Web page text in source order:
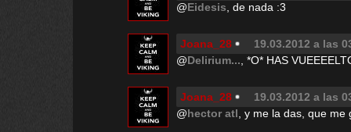
@Eidesis , de nada :3
Joana_28
19.03.2012 a las
@Delirium... , *O* HAS
Joana_28
19.03.2012 a las
@hector atl , y me la das, que